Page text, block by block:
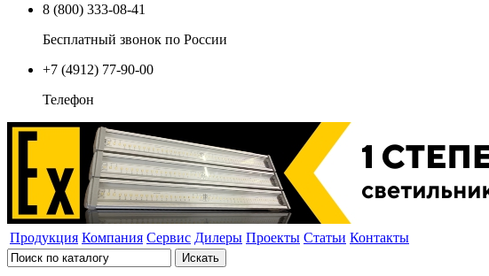
8 (800) 333-08-41
Бесплатный звонок по России
+7 (4912) 77-90-00
Телефон
Продукция Компания Сервис Дилеры Проекты Статьи Контакты